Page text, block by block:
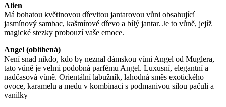
Alien
Má bohatou květinovou dřevitou jantarovou vůni obsahující
jasmínový sambac, kašmírové dřevo a bílý jantar. Je to vůně, jejíž
magické stezky probouzí vaše emoce.
Angel (oblíbená)
Není snad nikdo, kdo by neznal dámskou vůni Angel od Muglera,
tato vůně je velmi podobná parfému Angel. Luxusní, elegantní a
nadčasová vůně. Orientální labužník, lahodná směs exotického
ovoce, karamelu a medu v kombinaci s podmanivou silou pačuli a
vanilky